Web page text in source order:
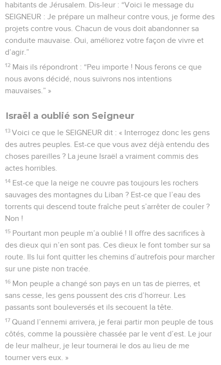
habitants de Jérusalem. Dis-leur : “Voici le message du
SEIGNEUR : Je prépare un malheur contre vous, je forme des
projets contre vous. Chacun de vous doit abandonner sa
conduite mauvaise. Oui, améliorez votre façon de vivre et
d’agir.”
12 Mais ils répondront : “Peu importe ! Nous ferons ce que
nous avons décidé, nous suivrons nos intentions
mauvaises.” »
Israël a oublié son Seigneur
13 Voici ce que le SEIGNEUR dit : « Interrogez donc les gens
des autres peuples. Est-ce que vous avez déjà entendu des
choses pareilles ? La jeune Israël a vraiment commis des
actes horribles.
14 Est-ce que la neige ne couvre pas toujours les rochers
sauvages des montagnes du Liban ? Est-ce que l’eau des
torrents qui descend toute fraîche peut s’arrêter de couler ?
Non !
15 Pourtant mon peuple m’a oublié ! Il offre des sacrifices à
des dieux qui n’en sont pas. Ces dieux le font tomber sur sa
route. Ils lui font quitter les chemins d’autrefois pour marcher
sur une piste non tracée.
16 Mon peuple a changé son pays en un tas de pierres, et
sans cesse, les gens poussent des cris d’horreur. Les
passants sont bouleversés et ils secouent la tête.
17 Quand l’ennemi arrivera, je ferai partir mon peuple de tous
côtés, comme la poussière chassée par le vent d’est. Le jour
de leur malheur, je leur tournerai le dos au lieu de me
tourner vers eux. »